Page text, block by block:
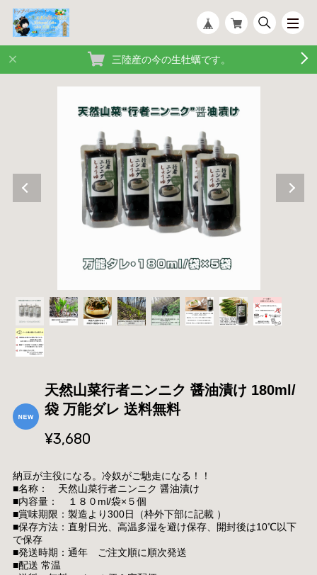
三陸産の今の生牡蠣です。
天然山菜行者ニンニク 醤油漬け 180ml/
袋 万能ダレ 送料無料
¥3,680
納豆が主役になる。冷奴がご馳走になる！！
■名称： 天然山菜行者ニンニク 醤油漬け
■内容量： １８０ml/袋×５個
■賞味期限：製造より300日（枠外下部に記載 ）
■保存方法：直射日光、高温多湿を避け保存、開封後は10℃以下
で保存
■発送時期：通年 ご注文順に順次発送
■配送 常温